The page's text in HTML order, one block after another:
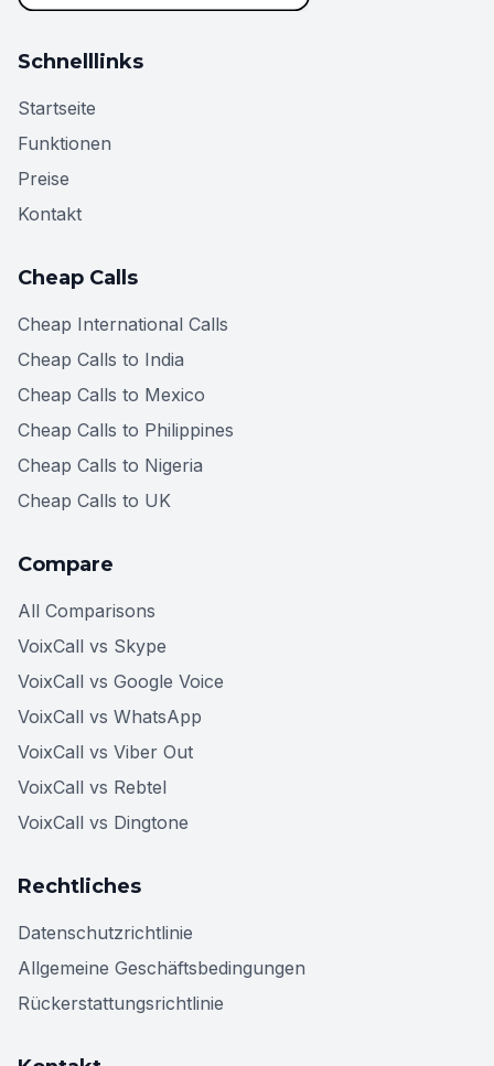
Schnelllinks
Startseite
Funktionen
Preise
Kontakt
Cheap Calls
Cheap International Calls
Cheap Calls to India
Cheap Calls to Mexico
Cheap Calls to Philippines
Cheap Calls to Nigeria
Cheap Calls to UK
Compare
All Comparisons
VoixCall vs Skype
VoixCall vs Google Voice
VoixCall vs WhatsApp
VoixCall vs Viber Out
VoixCall vs Rebtel
VoixCall vs Dingtone
Rechtliches
Datenschutzrichtlinie
Allgemeine Geschäftsbedingungen
Rückerstattungsrichtlinie